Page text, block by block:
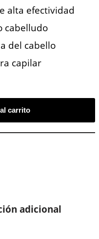
alta efectividad
cabelludo
del cabello
capilar
carrito
adicional